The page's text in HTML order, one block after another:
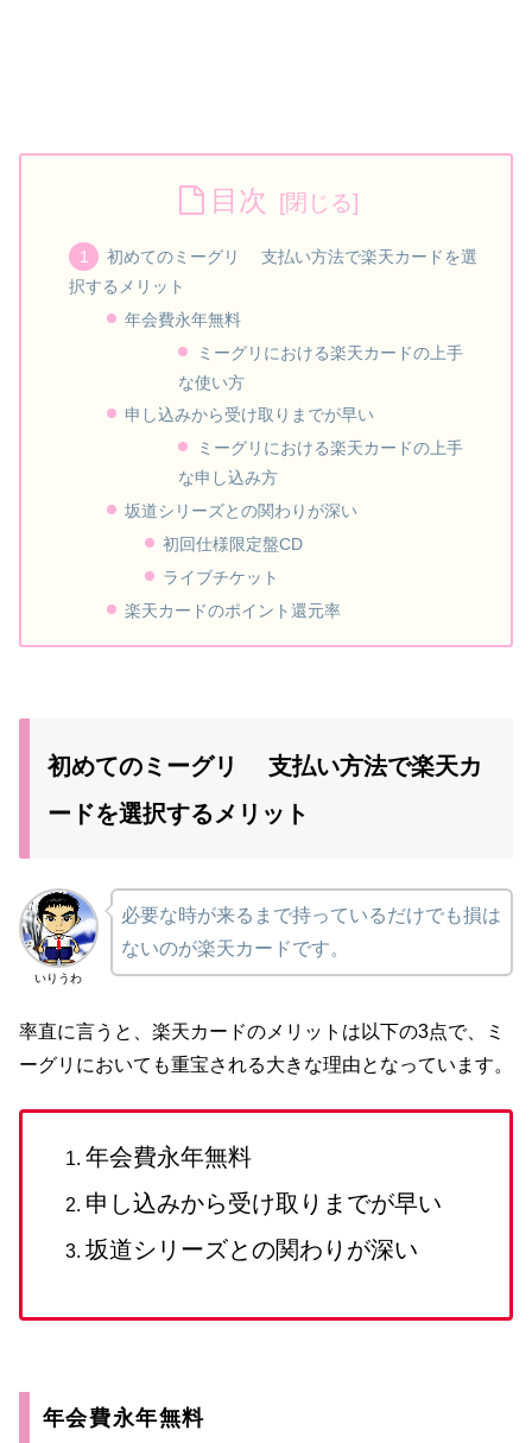
目次
初めてのミーグリ 支払い方法で楽天カードを選
択するメリット
年会費永年無料
ミーグリにおける楽天カードの上手
な使い方
申し込みから受け取りまでが早い
ミーグリにおける楽天カードの上手
な申し込み方
坂道シリーズとの関わりが深い
初回仕様限定盤CD
ライブチケット
楽天カードのポイント還元率
初めてのミーグリ 支払い方法で楽天カ
ードを選択するメリット
いりうわ
必要な時が来るまで持っているだけでも損は
ないのが楽天カードです。
率直に言うと、楽天カードのメリットは以下の3点で、ミ
ーグリにおいても重宝される大きな理由となっています。
年会費永年無料
申し込みから受け取りまでが早い
坂道シリーズとの関わりが深い
年会費永年無料